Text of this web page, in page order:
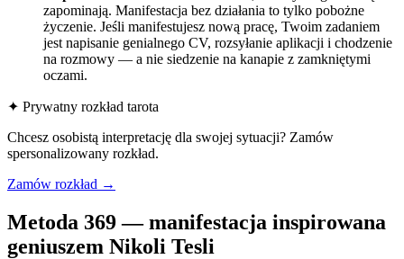
zapominają. Manifestacja bez działania to tylko pobożne
życzenie. Jeśli manifestujesz nową pracę, Twoim zadaniem
jest napisanie genialnego CV, rozsyłanie aplikacji i chodzenie
na rozmowy — a nie siedzenie na kanapie z zamkniętymi
oczami.
✦ Prywatny rozkład tarota
Chcesz osobistą interpretację dla swojej sytuacji? Zamów
spersonalizowany rozkład.
Zamów rozkład →
Metoda 369 — manifestacja inspirowana
geniuszem Nikoli Tesli